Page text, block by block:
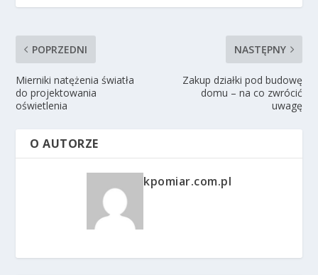
POPRZEDNI
Mierniki natężenia światła
do projektowania
oświetlenia
NASTĘPNY
Zakup działki pod budowę
domu – na co zwrócić
uwagę
O AUTORZE
kpomiar.com.pl